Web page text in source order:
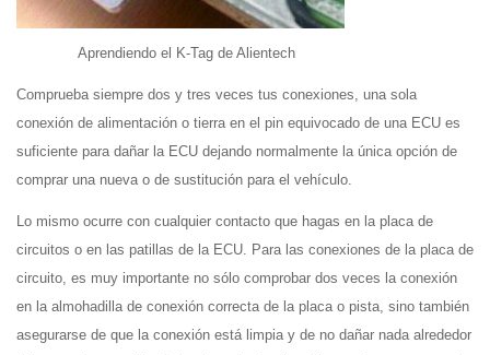
Aprendiendo el K-Tag de Alientech
Comprueba siempre dos y tres veces tus conexiones, una sola
conexión de alimentación o tierra en el pin equivocado de una ECU es
suficiente para dañar la ECU dejando normalmente la única opción de
comprar una nueva o de sustitución para el vehículo.
Lo mismo ocurre con cualquier contacto que hagas en la placa de
circuitos o en las patillas de la ECU. Para las conexiones de la placa de
circuito, es muy importante no sólo comprobar dos veces la conexión
en la almohadilla de conexión correcta de la placa o pista, sino también
asegurarse de que la conexión está limpia y de no dañar nada alrededor